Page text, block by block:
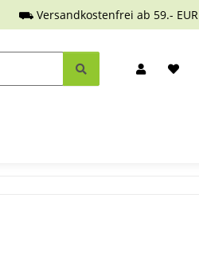
⛟ Versandkostenfrei ab 59.- EUR